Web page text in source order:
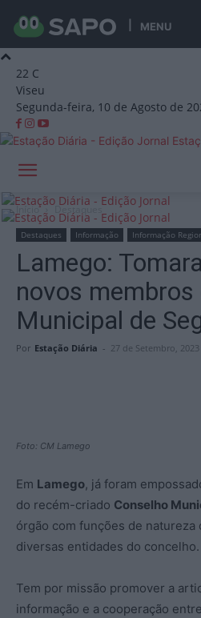
MENU
22 C
Viseu
Segunda-feira, 10 de Agosto de
Início Destaques
Destaques Informação Informação
Lamego:
novos membros
Municipal de
Por Estação Diária - 27 de Setembro, 2023
Foto: CM Lamego
Em Lamego, já foram
do recém-criado Conselho
órgão com funções de natureza
diversas entidades do concelho.
Tem por missão promover a
informação e a cooperação